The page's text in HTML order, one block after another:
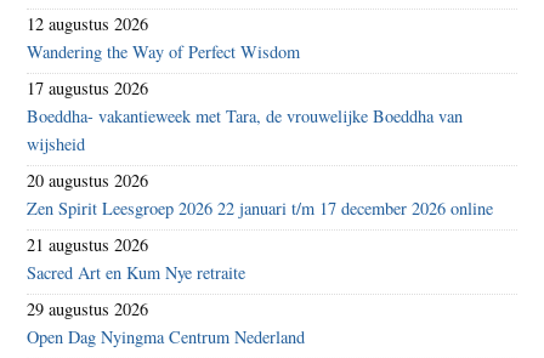
12 augustus 2026
Wandering the Way of Perfect Wisdom
17 augustus 2026
Boeddha- vakantieweek met Tara, de vrouwelijke Boeddha van
wijsheid
20 augustus 2026
Zen Spirit Leesgroep 2026 22 januari t/m 17 december 2026 online
21 augustus 2026
Sacred Art en Kum Nye retraite
29 augustus 2026
Open Dag Nyingma Centrum Nederland